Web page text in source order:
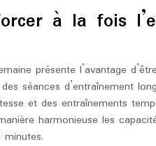
à la fois
présente l’avantage
séances d’entraînement
et des entraînements
harmonieuse les